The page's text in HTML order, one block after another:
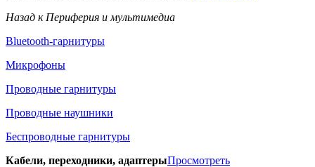
Назад к Периферия и мультимедиа
Bluetooth-гарнитуры
Микрофоны
Проводные гарнитуры
Проводные наушники
Беспроводные гарнитуры
Кабели, переходники, адаптерыПросмотреть